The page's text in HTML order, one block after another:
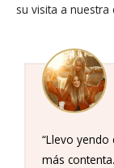
su visita a nuestra
“Llevo
más